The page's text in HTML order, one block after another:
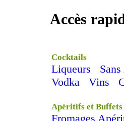
Accès
Cocktails
Liqueurs
Vodka
Vins
Apéritifs et Buffets
Fromages